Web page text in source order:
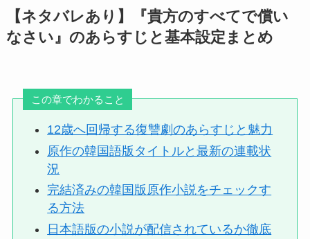
【ネタバレあり】『貴方のすべてで償い
なさい』のあらすじと基本設定まとめ
この章でわかること
12歳へ回帰する復讐劇のあらすじと魅力
原作の韓国語版タイトルと最新の連載状
況
完結済みの韓国版原作小説をチェックす
る方法
日本語版の小説が配信されているか徹底